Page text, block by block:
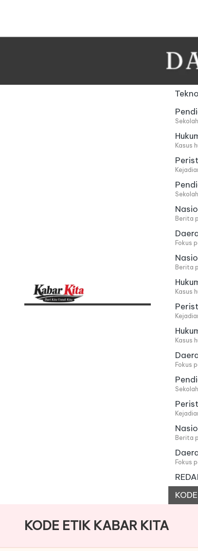
to
Kasus
Berita
Fokus
Berita
Kasus
Kasus
Fokus
Berita
Fokus
KODE ETIK KABAR KITA